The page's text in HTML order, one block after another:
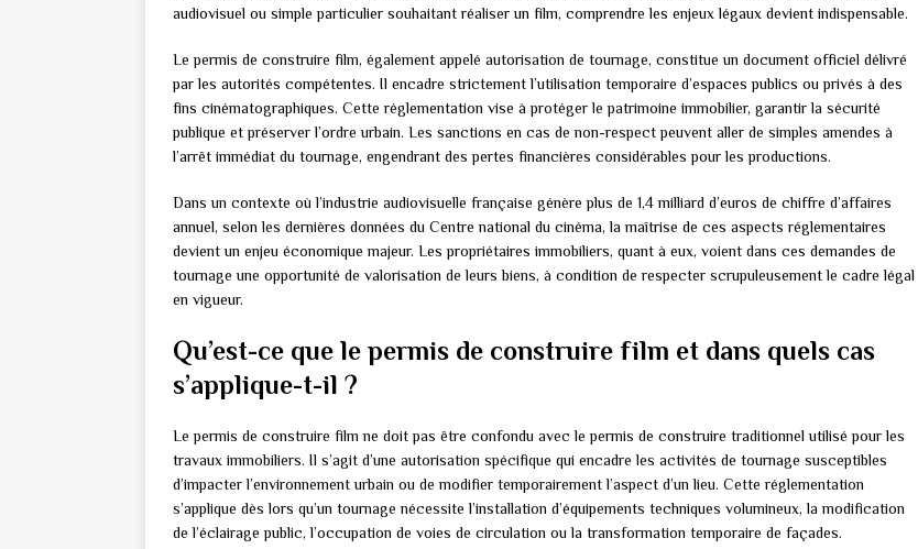
audiovisuel ou simple particulier souhaitant réaliser un film, comprendre les enjeux légaux devient indispensable.
Le permis de construire film, également appelé autorisation de tournage, constitue un document officiel délivré
par les autorités compétentes. Il encadre strictement l’utilisation temporaire d’espaces publics ou privés à des
fins cinématographiques. Cette réglementation vise à protéger le patrimoine immobilier, garantir la sécurité
publique et préserver l’ordre urbain. Les sanctions en cas de non-respect peuvent aller de simples amendes à
l’arrêt immédiat du tournage, engendrant des pertes financières considérables pour les productions.
Dans un contexte où l’industrie audiovisuelle française génère plus de 1,4 milliard d’euros de chiffre d’affaires
annuel, selon les dernières données du Centre national du cinéma, la maîtrise de ces aspects réglementaires
devient un enjeu économique majeur. Les propriétaires immobiliers, quant à eux, voient dans ces demandes de
tournage une opportunité de valorisation de leurs biens, à condition de respecter scrupuleusement le cadre légal
en vigueur.
Qu’est-ce que le permis de construire film et dans quels cas
s’applique-t-il ?
Le permis de construire film ne doit pas être confondu avec le permis de construire traditionnel utilisé pour les
travaux immobiliers. Il s’agit d’une autorisation spécifique qui encadre les activités de tournage susceptibles
d’impacter l’environnement urbain ou de modifier temporairement l’aspect d’un lieu. Cette réglementation
s’applique dès lors qu’un tournage nécessite l’installation d’équipements techniques volumineux, la modification
de l’éclairage public, l’occupation de voies de circulation ou la transformation temporaire de façades.